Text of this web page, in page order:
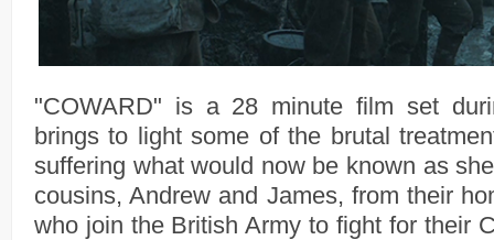
"COWARD" is a 28 minute film set
brings to light some of the brutal
suffering what would now be known as
cousins, Andrew and James, from their
who join the British Army to fight for their